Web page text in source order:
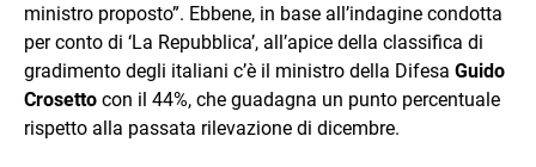
ministro proposto”. Ebbene, in base all’indagine condotta
per conto di ‘La Repubblica’, all’apice della classifica di
gradimento degli italiani c’è il ministro della Difesa Guido
Crosetto con il 44%, che guadagna un punto percentuale
rispetto alla passata rilevazione di dicembre.